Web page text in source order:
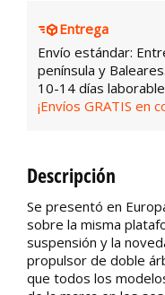
Entrega
Envío estándar:
península y Baleares.
10-14 días
¡Envíos GRATIS en
Descripción
Se presentó en
sobre la misma
suspensión y la
propulsor de doble
que todos los